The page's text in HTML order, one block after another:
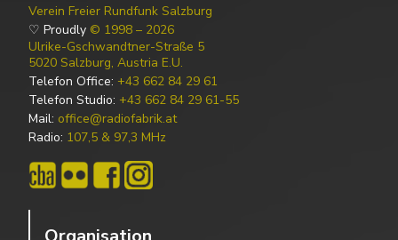
Verein Freier Rundfunk Salzburg
♡ Proudly © 1998 – 2026
Ulrike-Gschwandtner-Straße 5
5020 Salzburg, Austria E.U.
Telefon Office: +43 662 84 29 61
Telefon Studio: +43 662 84 29 61-55
Mail: office@radiofabrik.at
Radio: 107,5 & 97,3 MHz